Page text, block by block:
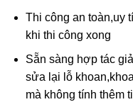
Thi công an toàn,uy
khi thi công xong
Sẵn sàng hợp tác
sửa lại lỗ
mà không tính thêm